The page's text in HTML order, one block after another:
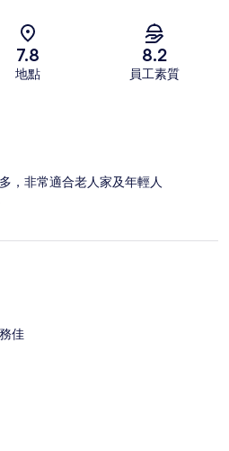
7.8
地點
8.2
員工素質
，非常適合老人家及年輕人
佳